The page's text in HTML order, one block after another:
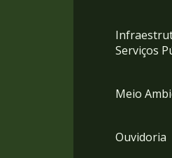
Serviços
Meio
Ouvidoria